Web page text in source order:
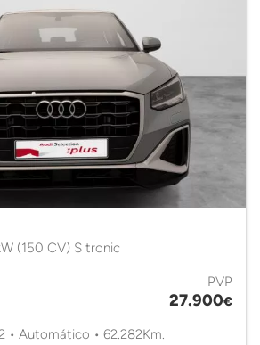
(150 CV) S tronic
PVP
27.900€
• Automático • 62.282Km.